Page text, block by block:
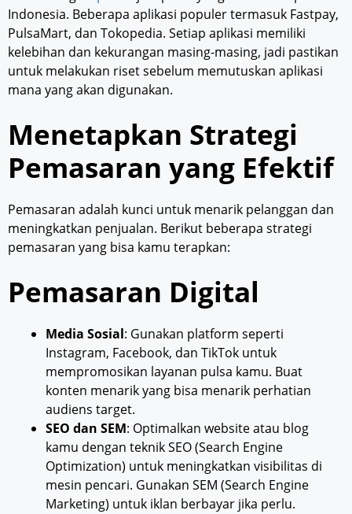
Indonesia. Beberapa aplikasi populer termasuk Fastpay,
PulsaMart, dan Tokopedia. Setiap aplikasi memiliki
kelebihan dan kekurangan masing-masing, jadi pastikan
untuk melakukan riset sebelum memutuskan aplikasi
mana yang akan digunakan.
Menetapkan Strategi
Pemasaran yang Efektif
Pemasaran adalah kunci untuk menarik pelanggan dan
meningkatkan penjualan. Berikut beberapa strategi
pemasaran yang bisa kamu terapkan:
Pemasaran Digital
Media Sosial: Gunakan platform seperti
Instagram, Facebook, dan TikTok untuk
mempromosikan layanan pulsa kamu. Buat
konten menarik yang bisa menarik perhatian
audiens target.
SEO dan SEM: Optimalkan website atau blog
kamu dengan teknik SEO (Search Engine
Optimization) untuk meningkatkan visibilitas di
mesin pencari. Gunakan SEM (Search Engine
Marketing) untuk iklan berbayar jika perlu.